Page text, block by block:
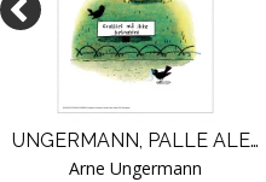
UNGERMANN, PALLE ALENE I VERDEN / U 43
Arne Ungermann